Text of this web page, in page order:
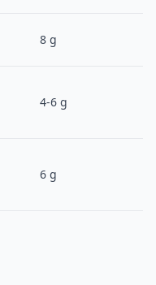
8 g
4-6 g
6 g